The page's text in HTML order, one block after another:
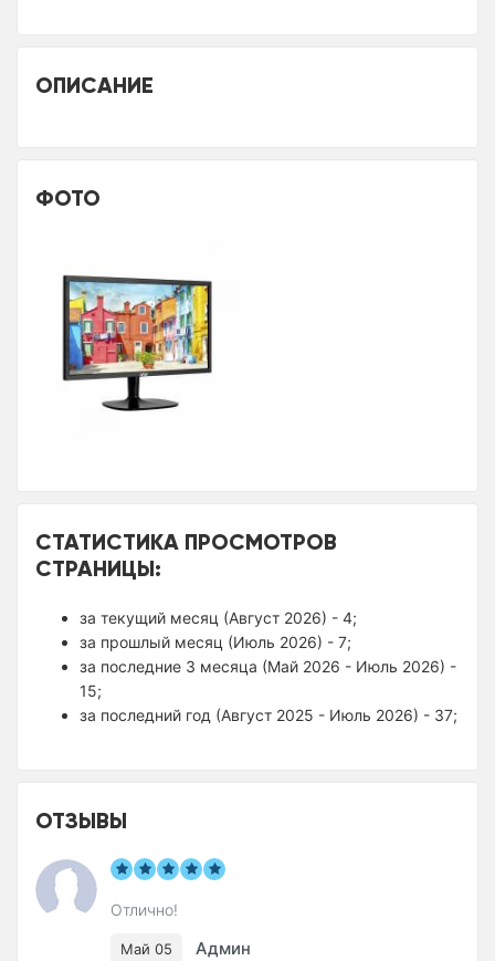
ОПИСАНИЕ
ФОТО
СТАТИСТИКА ПРОСМОТРОВ
СТРАНИЦЫ:
за текущий месяц (Август 2026) - 4;
за прошлый месяц (Июль 2026) - 7;
за последние 3 месяца (Май 2026 - Июль 2026) -
15;
за последний год (Август 2025 - Июль 2026) - 37;
ОТЗЫВЫ
Отлично!
Май 05 Админ